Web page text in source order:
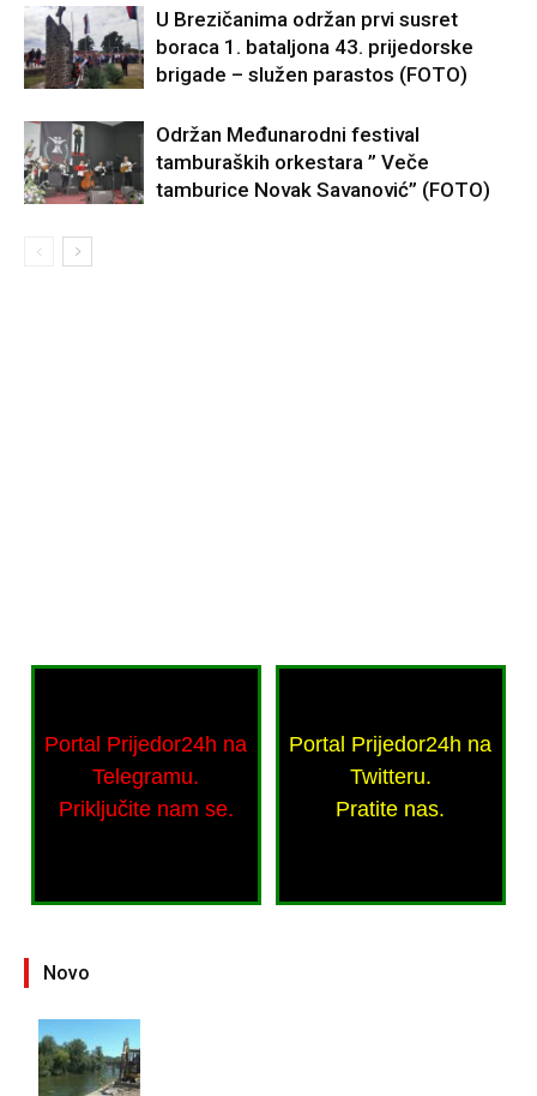
U Brezičanima održan prvi susret
boraca 1. bataljona 43. prijedorske
brigade – služen parastos (FOTO)
Održan Međunarodni festival
tamburaških orkestara ” Veče
tamburice Novak Savanović” (FOTO)
Portal Prijedor24h na
Telegramu.
Priključite nam se.
Portal Prijedor24h na
Twitteru.
Pratite nas.
Novo